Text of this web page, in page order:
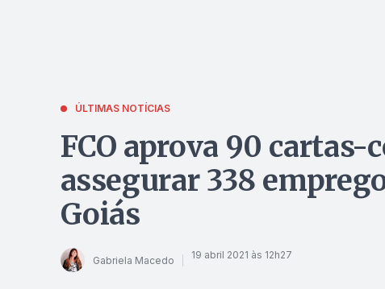
ÚLTIMAS NOTÍCIAS
FCO aprova 90 cartas-
assegurar 338
Goiás
Gabriela Macedo 19 abril 2021 às 12h27